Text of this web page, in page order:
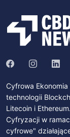
Cyfrowa
technologii
Litecoin i
Cyfryzacji w
cyfrowe"